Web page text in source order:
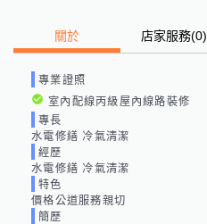
關於 店家服務(0)
專業證照
室內配線丙級屋內線路裝修
專長
水電修繕 冷氣清潔
經歷
水電修繕 冷氣清潔
特色
價格公道服務親切
簡歷